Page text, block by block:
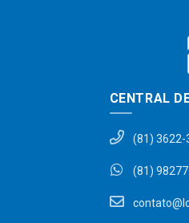
CENTRAL
(81) 3622-
(81)